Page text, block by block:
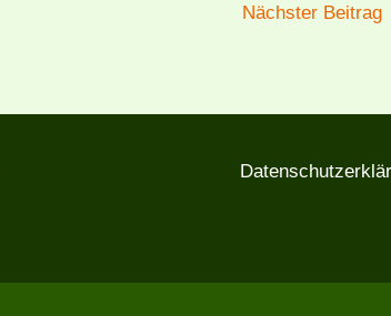
Nächster Beitrag